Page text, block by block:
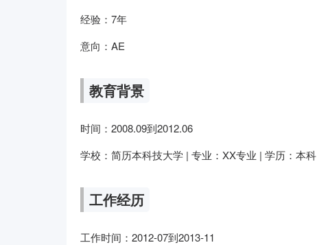
经验：7年
意向：AE
教育背景
时间：2008.09到2012.06
学校：简历本科技大学 | 专业：XX专业 | 学历：本科
工作经历
工作时间：2012-07到2013-11